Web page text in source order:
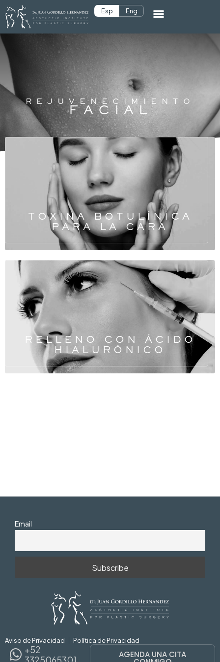
Esp Eng
REJUVENECIMIENTO
FACIAL
TOXINA BOTULÍNICA
PARA LA CARA
RELLENO CON ÁCIDO
HIALURÓNICO
Email
Aviso de Privacidad Política de Privacidad
+52
3325065301
AGENDA UNA CITA